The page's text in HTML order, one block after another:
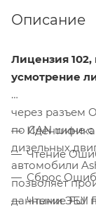
Описание
Лицензия
усмотрение
через разъем
по CAN шине с
дизельных
автомобили
позволяет
данными ЭБУ
Чтение
Сброс
Чтение Full